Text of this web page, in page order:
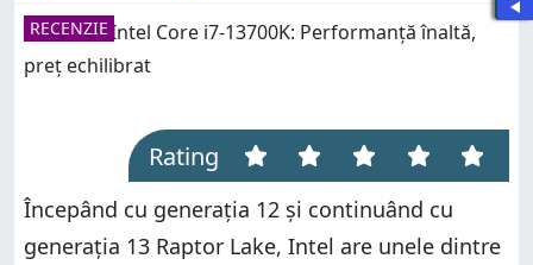
RECENZIE
Rating
Începând cu generația 12 și continuând cu
generația 13 Raptor Lake, Intel are unele dintre